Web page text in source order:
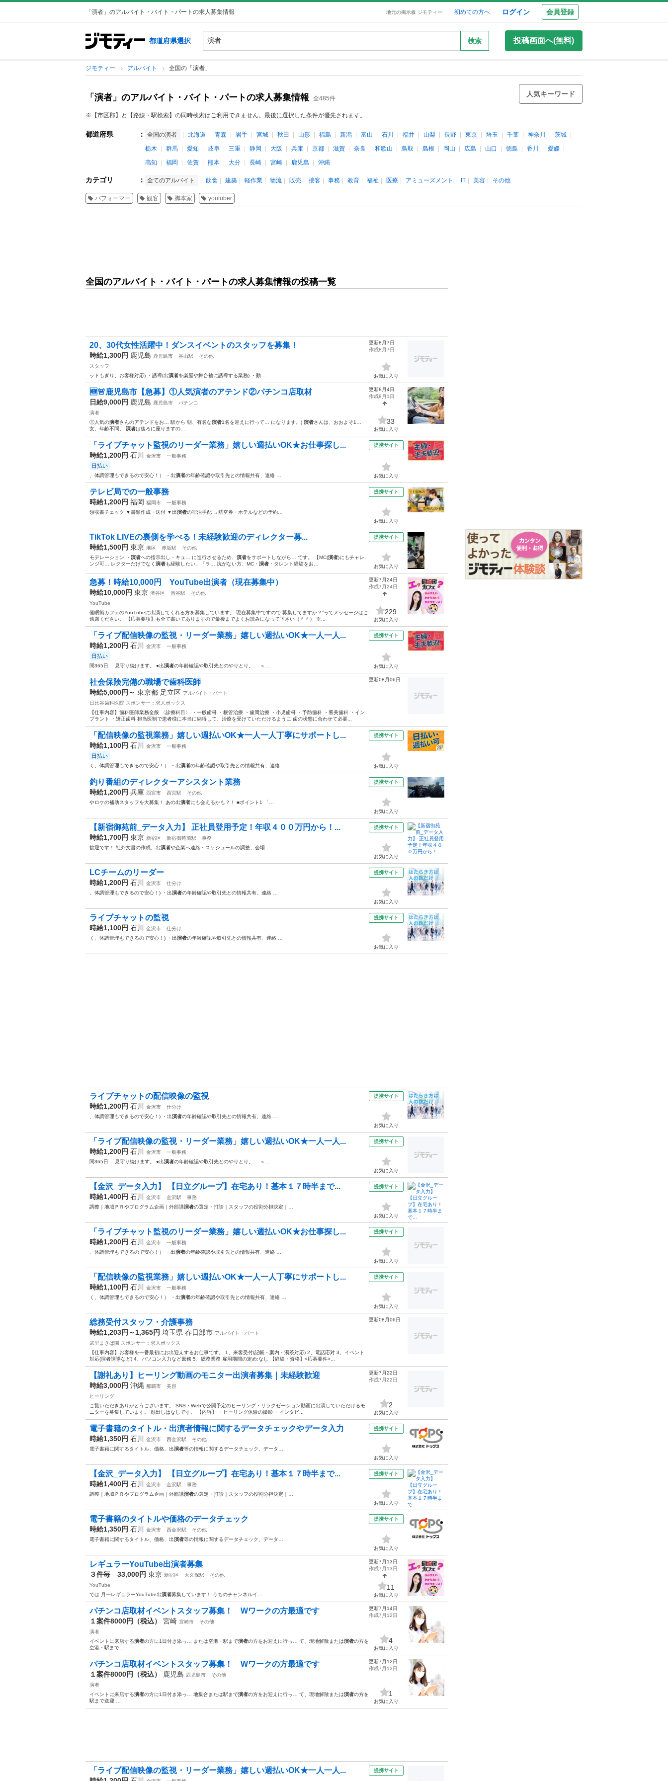
「演者」のアルバイト・バイト・パートの求人募集情報 地元の掲示板 ジモティー 初めての方へ ログイン 会員登録
都道府県選択 検索 投稿画面へ(無料)
ジモティー アルバイト 全国の「演者」
「演者」のアルバイト・バイト・パートの求人募集情報 全485件
人気キーワード
※【市区郡】と【路線・駅検索】の同時検索はご利用できません。最後に選択した条件が優先されます。
都道府県 ： 全国の演者 北海道 青森 岩手 宮城 秋田 山形 福島 新潟 富山 石川 福井 山梨 長野 東京 埼玉 千葉 神奈川
茨城
栃木
群馬 愛知 岐阜 三重 静岡 大阪 兵庫 京都 滋賀 奈良 和歌山 鳥取 島根 岡山 広島 山口 徳島 香川
愛媛
高知
福岡 佐賀 熊本 大分 長崎 宮崎 鹿児島 沖縄
カテゴリ ： 全てのアルバイト 飲食 建築 軽作業 物流 販売 接客 事務 教育 福祉 医療 アミューズメント IT 美容 その他
パフォーマー 観客 脚本家 youtuber
全国のアルバイト・バイト・パートの求人募集情報の投稿一覧
20、30代女性活躍中！ダンスイベントのスタッフを募集！
時給1,300円 鹿児島 鹿児島市 谷山駅
その他
スタッフ
ットもぎり、お客様対応) ・誘導(出演者を楽屋や舞台袖に誘導する業務) ・動…
更新8月7日
作成8月7日
お気に入り
🆕🚨鹿児島市【急募】①人気演者のアテンド②パチンコ店取材
日給9,000円 鹿児島 鹿児島市
パチンコ
演者
①人気の演者さんのアテンドをお… 駅から 朝、有名な演者1名を迎えに行って… になります。) 演者さんは、おおよそ1…
女、年齢不問。 演者は後ろに座りますの…
更新8月4日
作成8月1日
33
お気に入り
「ライブチャット監視のリーダー業務」嬉しい週払いOK★お仕事探し...
時給1,200円 石川 金沢市 一般事務
日払い
、体調管理もできるので安心！） ・出演者の年齢確認や取引先との情報共有、連絡 …
提携サイト
お気に入り
テレビ局での一般事務
時給1,200円 福岡 福岡市
一般事務
領収書チェック ▼書類作成・送付 ▼出演者の宿泊手配 →航空券・ホテルなどの予約…
提携サイト
お気に入り
TikTok LIVEの裏側を学べる！未経験歓迎のディレクター募...
時給1,500円 東京 港区 赤坂駅
その他
モデレーション ・ 演者への指示出し・キュ… に進行させるため、 演者をサポートしながら… です。 【MC(演者)にもチャレ
ンジ可… レクターだけでなく 演者も経験したい」「ラ… 抗がない方、MC・ 演者 ・タレント経験をお…
提携サイト
お気に入り
急募！時給10,000円 YouTube出演者（現在募集中）
時給10,000円 東京 渋谷区 渋谷駅
その他
YouTube
催眠術カフェのYouTubeに出演してくれる方を募集しています。 現在募集中ですので”募集してますか？”ってメッセージはご
遠慮ください。 【応募要項】も全て書いてありますので最後までよくお読みになって下さい（＾＾） ※...
更新7月24日
作成7月24日
229
お気に入り
「ライブ配信映像の監視・リーダー業務」嬉しい週払いOK★一人一人...
時給1,200円 石川 金沢市 一般事務
日払い
間365日 見守り続けます。 ●出演者の年齢確認や取引先とのやりとり。 ＜…
提携サイト
お気に入り
社会保険完備の職場で歯科医師
時給5,000円～ 東京都 足立区 アルバイト・パート
日比谷歯科医院 スポンサー：求人ボックス
【仕事内容】歯科医師業務全般 〈診療科目〉 ・一般歯科 ・根管治療 ・歯周治療 ・小児歯科 ・予防歯科 ・審美歯科 ・イン
プラント ・矯正歯科 担当医制で患者様に本当に納得して、治療を受けていただけるように 歯の状態に合わせて必要...
更新08月06日
「配信映像の監視業務」嬉しい週払いOK★一人一人丁寧にサポートし...
時給1,100円 石川 金沢市 一般事務
日払い
く、体調管理もできるので安心！） ・出演者の年齢確認や取引先との情報共有、連絡 …
提携サイト
お気に入り
釣り番組のディレクターアシスタント業務
時給1,200円 兵庫 西宮市 西宮駅
その他
やロケの補助スタッフを大募集！ あの出演者にも会えるかも？！ ■ポイント1 「…
提携サイト
お気に入り
【新宿御苑前_データ入力】 正社員登用予定！年収４００万円から！...
時給1,700円 東京 新宿区 新宿御苑前駅
事務
歓迎です！ 社外文書の作成、出演者や企業へ連絡・スケジュールの調整、会場…
提携サイト
お気に入り
LCチームのリーダー
時給1,200円 石川 金沢市
仕分け
、体調管理もできるので安心！) ・出演者の年齢確認や取引先との情報共有、連絡 …
提携サイト
お気に入り
ライブチャットの監視
時給1,100円 石川 金沢市
仕分け
く、体調管理もできるので安心！) ・出演者の年齢確認や取引先との情報共有、連絡 …
提携サイト
お気に入り
ライブチャットの配信映像の監視
時給1,200円 石川 金沢市
仕分け
、体調管理もできるので安心！) ・出演者の年齢確認や取引先との情報共有、連絡 …
提携サイト
お気に入り
「ライブ配信映像の監視・リーダー業務」嬉しい週払いOK★一人一人...
時給1,200円 石川 金沢市
一般事務
間365日 見守り続けます。 ●出演者の年齢確認や取引先とのやりとり。 ＜…
提携サイト
お気に入り
【金沢_データ入力】 【日立グループ】在宅あり！基本１７時半まで...
時給1,400円 石川 金沢市 金沢駅
事務
調整｜地域ＰＲやプログラム企画｜外部講演者の選定・打診｜スタッフの役割分担決定｜…
提携サイト
お気に入り
「ライブチャット監視のリーダー業務」嬉しい週払いOK★お仕事探し...
時給1,200円 石川 金沢市
一般事務
、体調管理もできるので安心！） ・出演者の年齢確認や取引先との情報共有、連絡 …
提携サイト
お気に入り
「配信映像の監視業務」嬉しい週払いOK★一人一人丁寧にサポートし...
時給1,100円 石川 金沢市
一般事務
く、体調管理もできるので安心！） ・出演者の年齢確認や取引先との情報共有、連絡 …
提携サイト
お気に入り
総務受付スタッフ・介護事務
時給1,203円～1,365円 埼玉県 春日部市 アルバイト・パート
武里まきば園 スポンサー：求人ボックス
【仕事内容】お客様を一番最初にお出迎えするお仕事です。 1、来客受付(記帳・案内・湯茶対応) 2、電話応対 3、イベント
対応(演者誘導など) 4、パソコン入力など庶務 5、総務業務 雇用期間の定め:なし 【経験・資格】<応募要件>...
更新08月06日
【謝礼あり】ヒーリング動画のモニター出演者募集｜未経験歓迎
時給3,000円 沖縄 那覇市
美容
ヒーリング
ご覧いただきありがとうございます。 SNS・Webで公開予定のヒーリング・リラクゼーション動画に出演していただけるモ
ニターを募集しています。 顔出しはなしです。 【内容】 ・ヒーリング体験の撮影 ・インタビ...
更新7月22日
作成7月22日
2
お気に入り
電子書籍のタイトル・出演者情報に関するデータチェックやデータ入力
時給1,350円 石川 金沢市 西金沢駅
その他
電子書籍に関するタイトル、価格、出演者等の情報に関するデータチェック、データ…
提携サイト
お気に入り
【金沢_データ入力】 【日立グループ】在宅あり！基本１７時半まで...
時給1,400円 石川 金沢市 金沢駅
事務
調整｜地域ＰＲやプログラム企画｜外部講演者の選定・打診｜スタッフの役割分担決定｜…
提携サイト
お気に入り
電子書籍のタイトルや価格のデータチェック
時給1,350円 石川 金沢市 西金沢駅
その他
電子書籍に関するタイトル、価格、出演者等の情報に関するデータチェック、データ…
提携サイト
お気に入り
レギュラーYouTube出演者募集
３件毎 33,000円 東京 新宿区 大久保駅
その他
YouTube
では 月一レギュラーYouTube出演者募集しています！ うちのチャンネルイ…
更新7月13日
作成7月13日
11
お気に入り
パチンコ店取材イベントスタッフ募集！ Wワークの方最適です
１案件8000円（税込） 宮崎 宮崎市
その他
演者
イベントに来店する演者の方に1日付き添っ… または空港・駅まで演者の方をお迎えに行っ… て、現地解散または演者の方を
空港・駅まで…
更新7月14日
作成7月12日
4
お気に入り
パチンコ店取材イベントスタッフ募集！ Wワークの方最適です
１案件8000円（税込） 鹿児島 鹿児島市
その他
演者
イベントに来店する演者の方に1日付き添っ… 地集合または駅まで演者の方をお迎えに行っ… て、現地解散または演者の方を
駅まで送迎 …
更新7月12日
作成7月12日
1
お気に入り
「ライブ配信映像の監視・リーダー業務」嬉しい週払いOK★一人一人... 提携サイト